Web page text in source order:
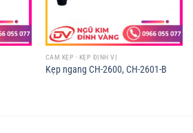
CAM KẸP - KẸP ĐỊNH VỊ
Kẹp ngang CH-2600, CH-2601-B